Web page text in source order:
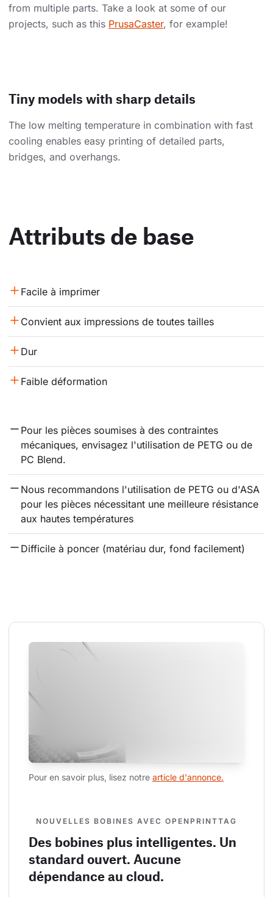
from multiple parts. Take a look at some of our
projects, such as this PrusaCaster, for example!
Tiny models with sharp details
The low melting temperature in combination with fast
cooling enables easy printing of detailed parts,
bridges, and overhangs.
Attributs de base
Facile à imprimer
Convient aux impressions de toutes tailles
Dur
Faible déformation
Pour les pièces soumises à des contraintes
mécaniques, envisagez l'utilisation de PETG ou de
PC Blend.
Nous recommandons l'utilisation de PETG ou d'ASA
pour les pièces nécessitant une meilleure résistance
aux hautes températures
Difficile à poncer (matériau dur, fond facilement)
Pour en savoir plus, lisez notre article d'annonce.
NOUVELLES BOBINES AVEC OPENPRINTTAG
Des bobines plus intelligentes. Un
standard ouvert. Aucune
dépendance au cloud.